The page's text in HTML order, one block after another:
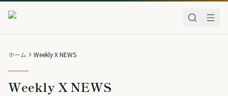
ホーム Weekly X NEWS
Weekly X NEWS